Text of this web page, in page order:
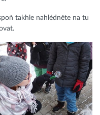
takhle nahlédněte na tu